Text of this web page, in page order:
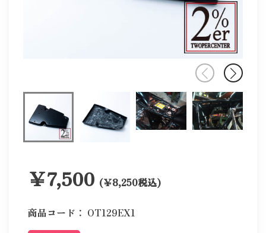
￥7,500 (￥8,250税込)
商品コード： OT129EX1